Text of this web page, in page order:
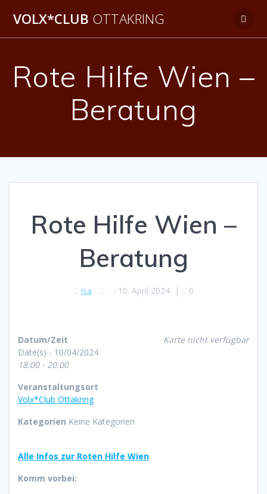
Inhalt
VOLX*CLUB OTTAKRING
Rote Hilfe Wien –
Beratung
Rote Hilfe Wien –
Beratung
Isa 10. April 2024 | 0
Karte nicht verfügbar
Datum/Zeit
Date(s) - 10/04/2024
18:00 - 20:00
Veranstaltungsort
Volx*Club Ottakring
Kategorien Keine Kategorien
Alle Infos zur Roten Hilfe Wien
Komm vorbei: